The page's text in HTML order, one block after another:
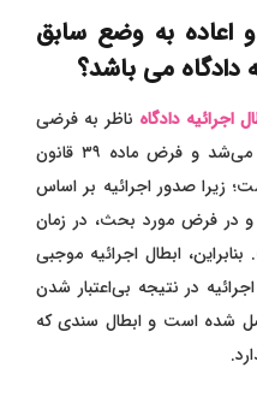
و اعاده به وضع سابق
دادگاه می باشد؟
اجرائیه دادگاه ناظر به فرضی
است که اساساً اجرائیه نباید صادر می‌شد و فرض ماده ۳۹ قانون
زیرا صدور اجرائیه بر اساس
و در فرض مورد بحث، در زمان
ابطال اجرائیه موجبی
در نتیجه بی‌اعتبار شدن
شده است و ابطال سندی که